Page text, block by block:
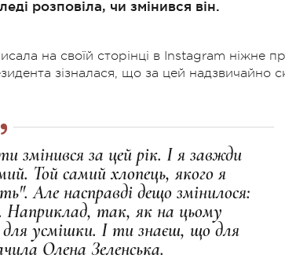
розповіла, чи змінився він.
на своїй сторінці в Instagram ніжне
зізналася, що за цей надзвичайно
за цей рік. І я завжди
Той самий хлопець, якого я
Але насправді дещо змінилося:
Наприклад, так, як на цьому
усмішки. І ти знаєш, що для
Олена Зеленська.